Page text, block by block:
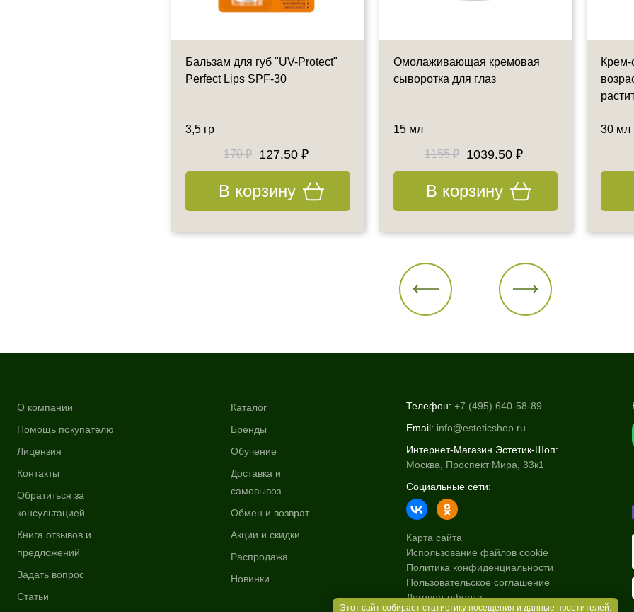
Бальзам для губ "UV-Protect"
Perfect Lips SPF-30
3,5 гр
170 ₽ 127.50 ₽
В корзину
Омолаживающая кремовая
сыворотка для глаз
15 мл
1155 ₽ 1039.50 ₽
В корзину
Крем-
30 мл
О компании
Помощь покупателю
Лицензия
Контакты
Обратиться за
консультацией
Книга отзывов и
предложений
Задать вопрос
Статьи
Каталог
Бренды
Обучение
Доставка и
самовывоз
Обмен и возврат
Акции и скидки
Распродажа
Новинки
Телефон: +7 (495) 640-58-89
Email: info@esteticshop.ru
Интернет-Магазин Эстетик-Шоп:
Москва, Проспект Мира, 33к1
Социальные сети:
Карта сайта
Использование файлов cookie
Политика конфиденциальности
Пользовательское соглашение
Договор-оферта
Этот сайт собирает статистику посещения и данные посетителей.